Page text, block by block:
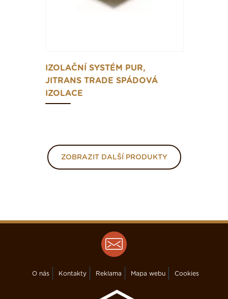
IZOLAČNÍ SYSTÉM PUR,
JITRANS TRADE SPÁDOVÁ
IZOLACE
ZOBRAZIT DALŠÍ PRODUKTY
O nás Kontakty Reklama Mapa webu Cookies